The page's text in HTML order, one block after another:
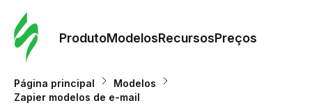
ProdutoModelosRecursosPreços
Página principal
Modelos
Zapier modelos de e-mail